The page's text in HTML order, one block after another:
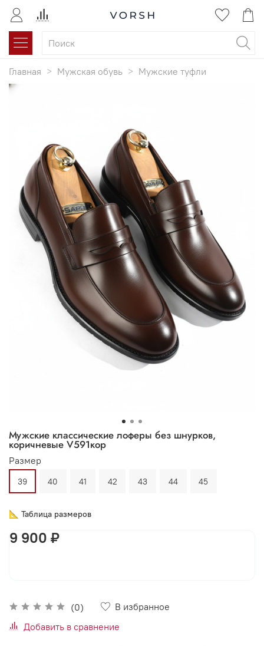
Главная Мужская обувь Мужские туфли
Мужские классические лоферы без шнурков,
коричневые V591кор
(0)
В избранное
Добавить в сравнение
Размер
39 40 41 42 43 44 45
📐 Таблица размеров
9 900 ₽